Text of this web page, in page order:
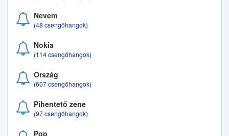
Nevem
(48 csengőhangok)
Nokia
(114 csengőhangok)
Ország
(607 csengőhangok)
Pihentető zene
(97 csengőhangok)
Pop